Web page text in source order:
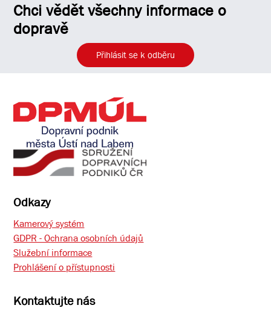
Chci vědět všechny informace o
dopravě
Přihlásit se k odběru
Odkazy
Kamerový systém
GDPR - Ochrana osobních údajů
Služební informace
Prohlášení o přístupnosti
Kontaktujte nás